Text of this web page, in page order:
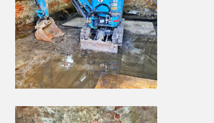
Amsterdam
(3)
(foto
website)
10210317